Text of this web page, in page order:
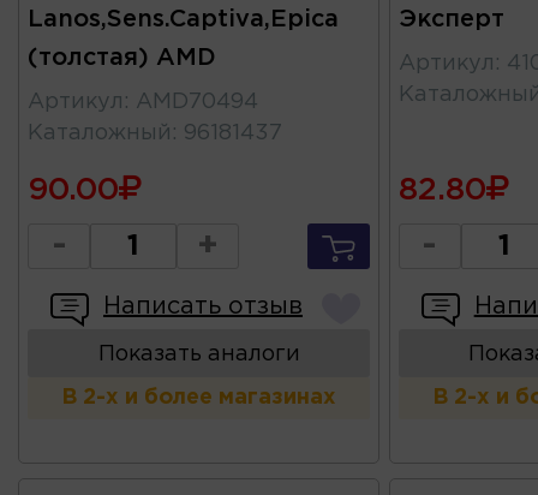
Lanos,Sens.Captiva,Epica
(толстая) AMD
Артикул : AMD70494
Каталожный : 96181437
90.00
- +
Написать отзыв
Показать аналоги
В 2-х и более магазинах
Эксперт
Артикул :
82.80
-
В 2-х и